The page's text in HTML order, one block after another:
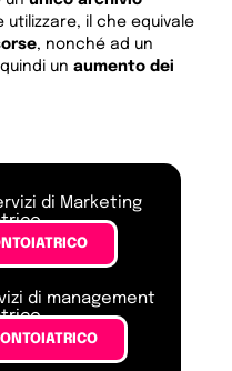
il che equivale
, nonché ad un
un aumento dei
di Marketing
di management